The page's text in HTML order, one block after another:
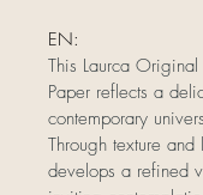
EN:
This Laurca
Paper reflects a
contemporary
Through texture
develops a refined